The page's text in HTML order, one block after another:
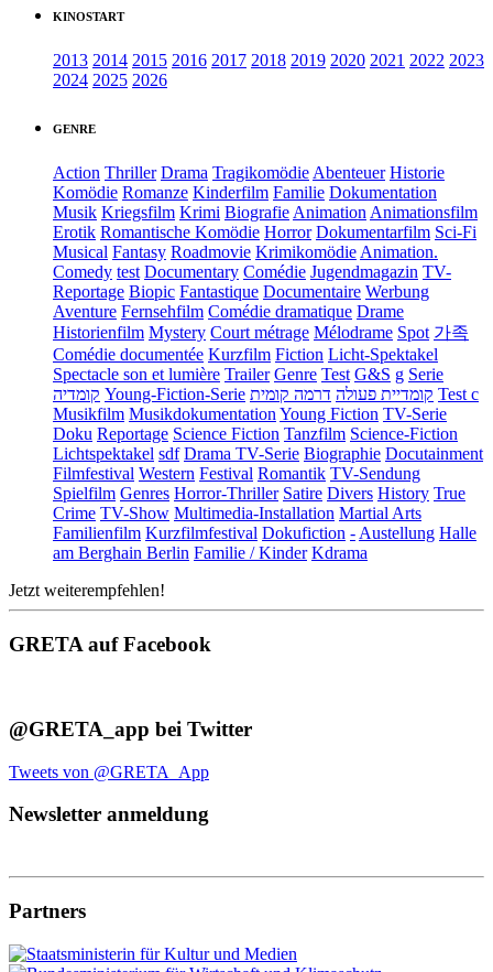
KINOSTART
2013 2014 2015 2016 2017 2018 2019 2020 2021 2022 2023
2024 2025 2026
GENRE
Action Thriller Drama Tragikomödie Abenteuer Historie
Komödie Romanze Kinderfilm Familie Dokumentation
Musik Kriegsfilm Krimi Biografie Animation Animationsfilm
Erotik Romantische Komödie Horror Dokumentarfilm Sci-Fi
Musical Fantasy Roadmovie Krimikomödie Animation.
Comedy test Documentary Comédie Jugendmagazin TV-
Reportage Biopic Fantastique Documentaire Werbung
Aventure Fernsehfilm Comédie dramatique Drame
Historienfilm Mystery Court métrage Mélodrame Spot 가족
Comédie documentée Kurzfilm Fiction Licht-Spektakel
Spectacle son et lumière Trailer Genre Test G&S g Serie
קומדיה Young-Fiction-Serie קומדיית פעולה דרמה קומית
Test c
Musikfilm Musikdokumentation Young Fiction TV-Serie
Doku Reportage Science Fiction Tanzfilm Science-Fiction
Lichtspektakel sdf Drama TV-Serie Biographie Docutainment
Filmfestival Western Festival Romantik TV-Sendung
Spielfilm Genres Horror-Thriller Satire Divers History True
Crime TV-Show Multimedia-Installation Martial Arts
Familienfilm Kurzfilmfestival Dokufiction - Austellung Halle
am Berghain Berlin Familie / Kinder Kdrama
Jetzt weiterempfehlen!
GRETA auf Facebook
@GRETA_app bei Twitter
Tweets von @GRETA_App
Newsletter anmeldung
Partners